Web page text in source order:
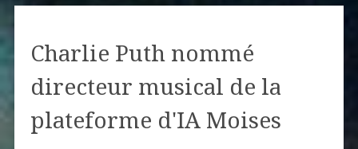
Charlie Puth nommé
directeur musical de la
plateforme d'IA Moises